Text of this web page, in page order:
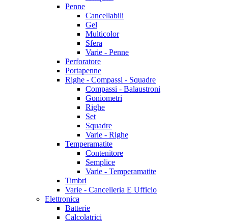
Penne
Cancellabili
Gel
Multicolor
Sfera
Varie - Penne
Perforatore
Portapenne
Righe - Compassi - Squadre
Compassi - Balaustroni
Goniometri
Righe
Set
Squadre
Varie - Righe
Temperamatite
Contenitore
Semplice
Varie - Temperamatite
Timbri
Varie - Cancelleria E Ufficio
Elettronica
Batterie
Calcolatrici